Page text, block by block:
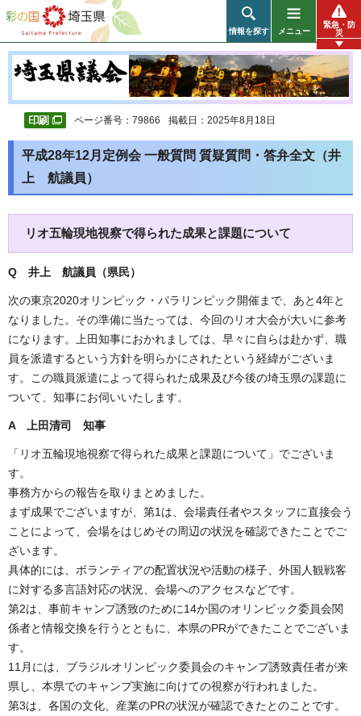
彩の国 埼玉県
情報を探す メニュー
緊急・防
災
ページ番号：79866 掲載日：2025年8月18日
平成28年12月定例会 一般質問 質疑質問・答弁全文（井
上 航議員）
リオ五輪現地視察で得られた成果と課題について
Q 井上 航議員（県民）
次の東京2020オリンピック・パラリンピック開催まで、あと4年と
なりました。その準備に当たっては、今回のリオ大会が大いに参考
になります。上田知事におかれましては、早々に自らは赴かず、職
員を派遣するという方針を明らかにされたという経緯がございま
す。この職員派遣によって得られた成果及び今後の埼玉県の課題に
ついて、知事にお伺いいたします。
A 上田清司 知事
「リオ五輪現地視察で得られた成果と課題について」でございま
す。
事務方からの報告を取りまとめました。
まず成果でございますが、第1は、会場責任者やスタッフに直接会う
ことによって、会場をはじめその周辺の状況を確認できたことでご
ざいます。
具体的には、ボランティアの配置状況や活動の様子、外国人観戦客
に対する多言語対応の状況、会場へのアクセスなどです。
第2は、事前キャンプ誘致のために14か国のオリンピック委員会関
係者と情報交換を行うとともに、本県のPRができたことでございま
す。
11月には、ブラジルオリンピック委員会のキャンプ誘致責任者が来
県し、本県でのキャンプ実施に向けての視察が行われました。
第3は、各国の文化、産業のPRの状況が確認できたとのことです。